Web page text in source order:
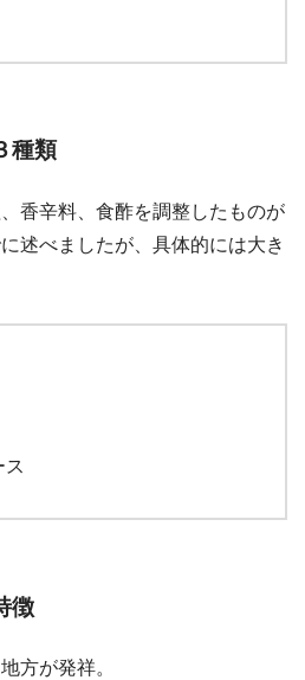
種類
香辛料、食酢を調整したものが
述べましたが、具体的には大き
ス
徴
方が発祥。